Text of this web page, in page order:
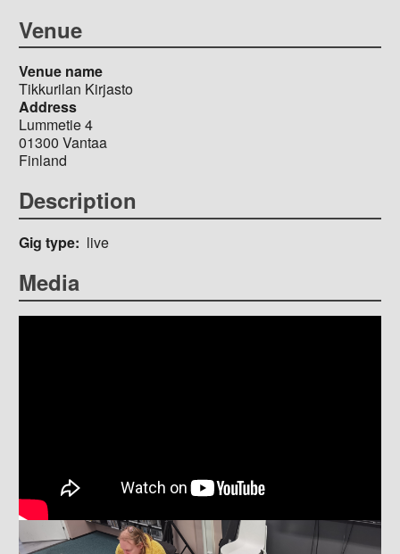
Venue
Venue name
Tikkurilan Kirjasto
Address
Lummetie 4
01300 Vantaa
Finland
Description
Gig type live
Media